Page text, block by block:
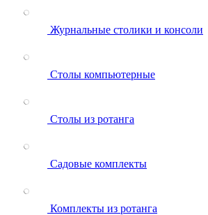
Журнальные столики и консоли
Столы компьютерные
Столы из ротанга
Садовые комплекты
Комплекты из ротанга